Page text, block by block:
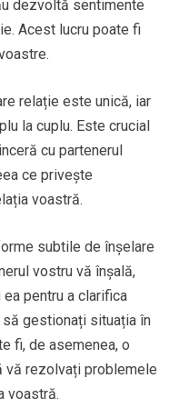
dezvoltă sentimente
Acest lucru poate fi
relație este unică, iar
la cuplu. Este crucial
cu partenerul
ce privește
voastră.
subtile de înșelare
vostru vă înșală,
pentru a clarifica
gestionați situația în
fi, de asemenea, o
vă rezolvați problemele
voastră.